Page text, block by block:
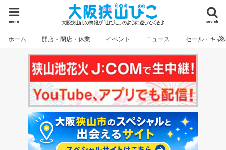
search
menu
ホーム 開店・閉店・休業 イベント ニュース セール・キャ